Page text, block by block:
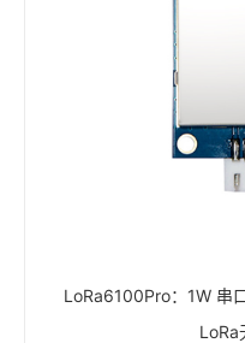
LoRa6100Pro：1W 串
LoRa